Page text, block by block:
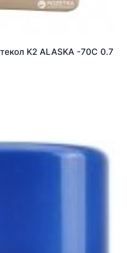
K2 ALASKA -70C 0.7